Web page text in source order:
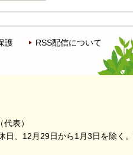
護
RSS配信について
表）
日、12月29日から1月3日を除く。